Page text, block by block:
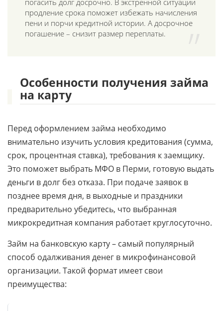
погасить долг досрочно. В экстренной ситуации
продление срока поможет избежать начисления
пени и порчи кредитной истории. А досрочное
погашение – снизит размер переплаты.
Особенности получения займа
на карту
Перед оформлением займа необходимо
внимательно изучить условия кредитования (сумма,
срок, процентная ставка), требования к заемщику.
Это поможет выбрать МФО в Перми, готовую выдать
деньги в долг без отказа. При подаче заявок в
позднее время дня, в выходные и праздники
предварительно убедитесь, что выбранная
микрокредитная компания работает круглосуточно.
Займ на банковскую карту – самый популярный
способ одалживания денег в микрофинансовой
организации. Такой формат имеет свои
преимущества: